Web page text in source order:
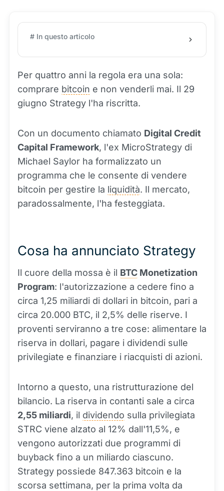
# In questo articolo
Per quattro anni la regola era una sola:
comprare bitcoin e non venderli mai. Il 29
giugno Strategy l'ha riscritta.
Con un documento chiamato Digital Credit
Capital Framework, l'ex MicroStrategy di
Michael Saylor ha formalizzato un
programma che le consente di vendere
bitcoin per gestire la liquidità. Il mercato,
paradossalmente, l'ha festeggiata.
Cosa ha annunciato Strategy
Il cuore della mossa è il BTC Monetization
Program: l'autorizzazione a cedere fino a
circa 1,25 miliardi di dollari in bitcoin, pari a
circa 20.000 BTC, il 2,5% delle riserve. I
proventi serviranno a tre cose: alimentare la
riserva in dollari, pagare i dividendi sulle
privilegiate e finanziare i riacquisti di azioni.
Intorno a questo, una ristrutturazione del
bilancio. La riserva in contanti sale a circa
2,55 miliardi, il dividendo sulla privilegiata
STRC viene alzato al 12% dall'11,5%, e
vengono autorizzati due programmi di
buyback fino a un miliardo ciascuno.
Strategy possiede 847.363 bitcoin e la
scorsa settimana, per la prima volta da